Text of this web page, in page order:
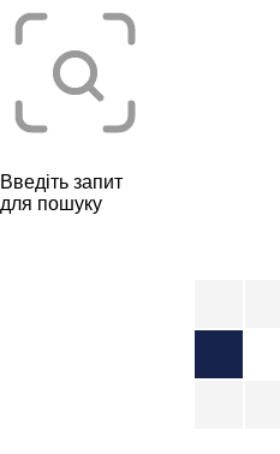
Введіть запит
для пошуку